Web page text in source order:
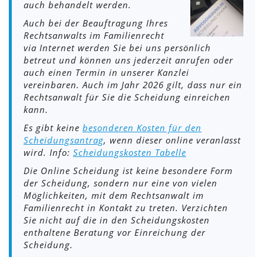
auch behandelt werden.
Auch bei der Beauftragung Ihres
Rechtsanwalts im Familienrecht
via Internet werden Sie bei uns persönlich
betreut und können uns jederzeit anrufen oder
auch einen Termin in unserer Kanzlei
vereinbaren. Auch im Jahr 2026 gilt, dass nur ein
Rechtsanwalt für Sie die Scheidung einreichen
kann.
Es gibt keine besonderen Kosten für den
Scheidungsantrag, wenn dieser online veranlasst
wird. Info: Scheidungskosten Tabelle
Die Online Scheidung ist keine besondere Form
der Scheidung, sondern nur eine von vielen
Möglichkeiten, mit dem Rechtsanwalt im
Familienrecht in Kontakt zu treten. Verzichten
Sie nicht auf die in den Scheidungskosten
enthaltene Beratung vor Einreichung der
Scheidung.